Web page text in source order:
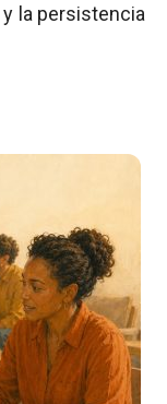
la persistencia